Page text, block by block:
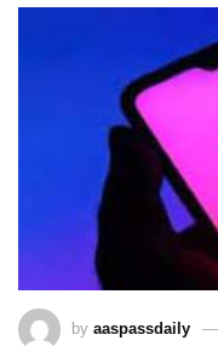
by aaspassdaily